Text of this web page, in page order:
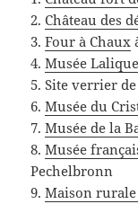
2.Château des
3.Four à Chaux
4.Musée Lalique
5. Site verrier
6.Musée du
7.Musée de la
8.Musée
Pechelbronn
9.Maison rurale